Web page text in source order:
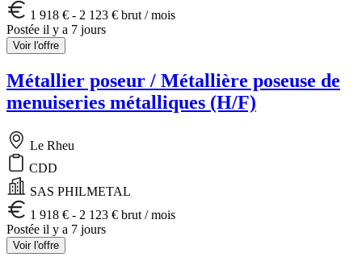
1 918 € - 2 123 € brut / mois
Postée il y a 7 jours
Voir l'offre
Métallier poseur / Métallière poseuse de
menuiseries métalliques (H/F)
Le Rheu
CDD
SAS PHILMETAL
1 918 € - 2 123 € brut / mois
Postée il y a 7 jours
Voir l'offre